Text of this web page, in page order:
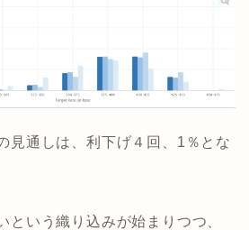
見通しは、利下げ４回、1％とな
という織り込みが始まりつつ、